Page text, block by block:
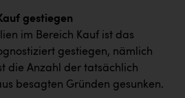
gestiegen
im Bereich Kauf ist das
gestiegen, nämlich
die Anzahl der tatsächlich
besagten Gründen gesunken.